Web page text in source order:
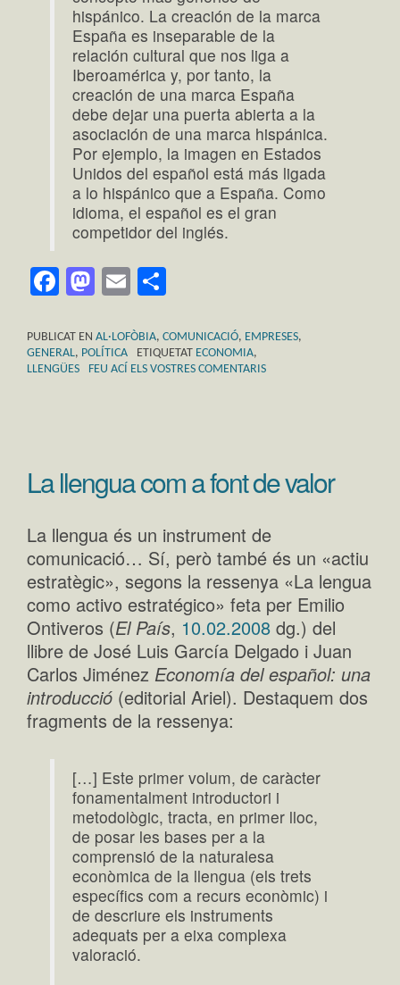
hispánico. La creación de la marca
España es inseparable de la
relación cultural que nos liga a
Iberoamérica y, por tanto, la
creación de una marca España
debe dejar una puerta abierta a la
asociación de una marca hispánica.
Por ejemplo, la imagen en Estados
Unidos del español está más ligada
a lo hispánico que a España. Como
idioma, el español es el gran
competidor del inglés.
Facebook
Mastodon
Email
PUBLICAT EN AL·LOFÒBIA, COMUNICACIÓ, EMPRESES,
GENERAL, POLÍTICA ETIQUETAT ECONOMIA,
LLENGÜES
FEU ACÍ ELS VOSTRES COMENTARIS
La llengua com a font de valor
La llengua és un instrument de
comunicació… Sí, però també és un «actiu
estratègic», segons la ressenya «La lengua
como activo estratégico» feta per Emilio
Ontiveros (El País, 10.02.2008 dg.) del
llibre de José Luis García Delgado i Juan
Carlos Jiménez Economía del español: una
introducció (editorial Ariel). Destaquem dos
fragments de la ressenya:
[…] Este primer volum, de caràcter
fonamentalment introductori i
metodològic, tracta, en primer lloc,
de posar les bases per a la
comprensió de la naturalesa
econòmica de la llengua (els trets
específics com a recurs econòmic) i
de descriure els instruments
adequats per a eixa complexa
valoració.